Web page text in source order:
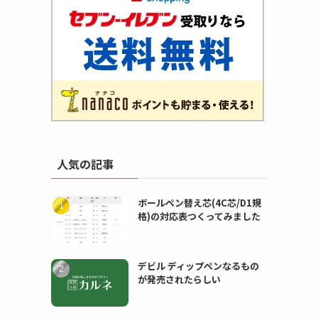
人気の記事
ボールペン替え芯(4C芯/D1規
格)の対応表つくってみました
デビル ディップペンなるもの
が発売されたらしい